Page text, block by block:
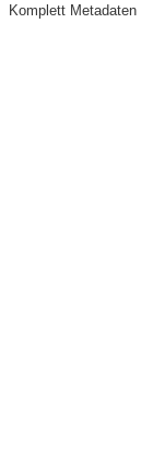
Komplett Metadaten